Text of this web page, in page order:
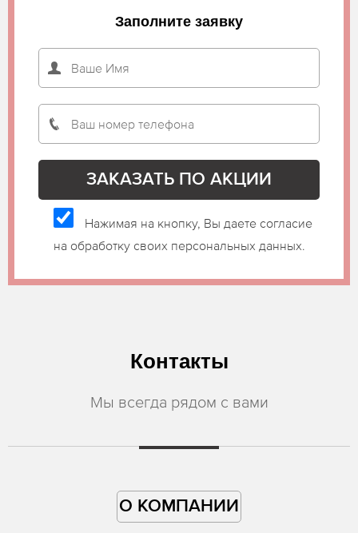
Заполните заявку
Нажимая на кнопку, Вы даете согласие
на обработку своих персональных данных.
Контакты
Мы всегда рядом с вами
О КОМПАНИИ